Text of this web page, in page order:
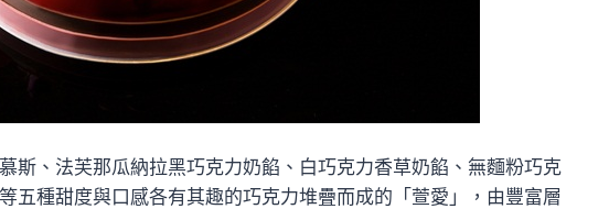
斯、法芙那瓜納拉黑巧克力奶餡、白巧克力香草奶餡、無麵粉巧克
五種甜度與口感各有其趣的巧克力堆疊而成的「萱愛」，由豐富層